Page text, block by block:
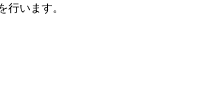
行います。